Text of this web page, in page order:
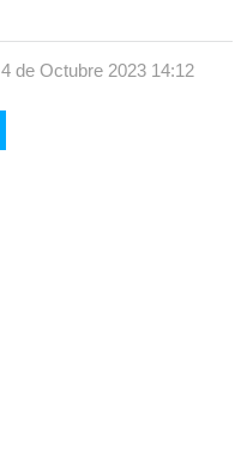
4 de Octubre 2023 14:12